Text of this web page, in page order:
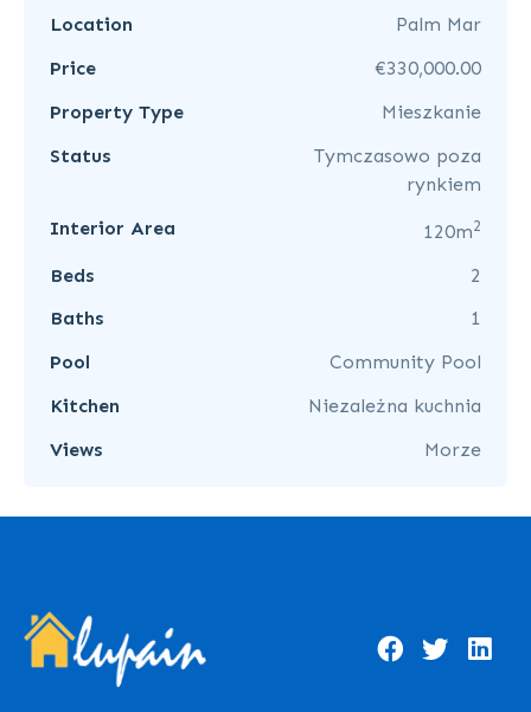
Location
Palm Mar
Price
€330,000.00
Property Type
Mieszkanie
Status
Tymczasowo poza
rynkiem
Interior Area
120m2
Beds
2
Baths
1
Pool
Community Pool
Kitchen
Niezależna kuchnia
Views
Morze